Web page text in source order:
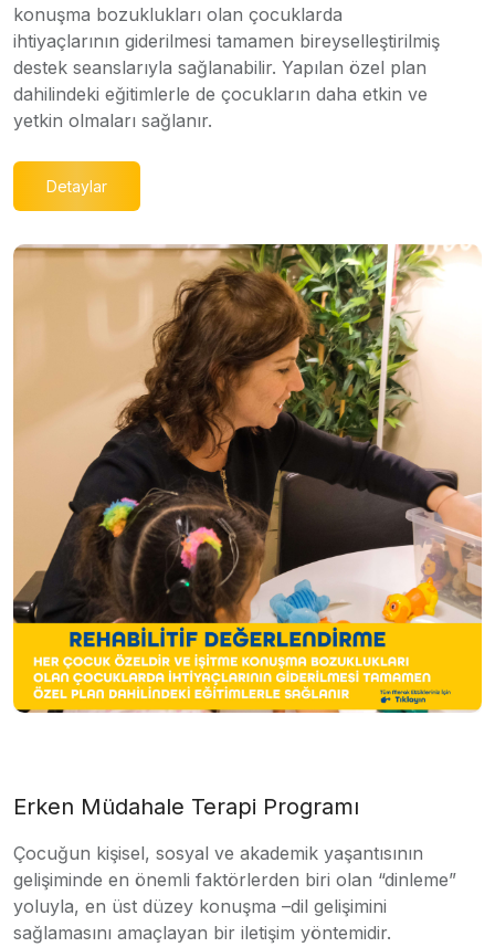
konuşma bozuklukları olan çocuklarda
ihtiyaçlarının giderilmesi tamamen bireyselleştirilmiş
destek seanslarıyla sağlanabilir. Yapılan özel plan
dahilindeki eğitimlerle de çocukların daha etkin ve
yetkin olmaları sağlanır.
Detaylar
Erken Müdahale Terapi Programı
Çocuğun kişisel, sosyal ve akademik yaşantısının
gelişiminde en önemli faktörlerden biri olan “dinleme”
yoluyla, en üst düzey konuşma –dil gelişimini
sağlamasını amaçlayan bir iletişim yöntemidir.